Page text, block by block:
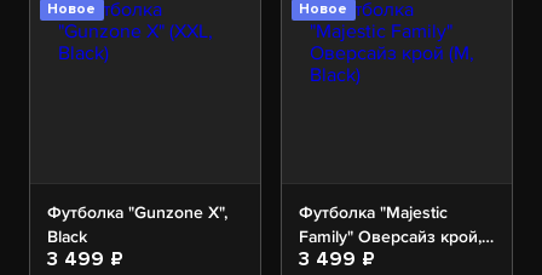
Новое
Футболка "Gunzone X",
Black
3 499 ₽
Новое
Футболка "Majestic
Family" Оверсайз крой,
Black
3 499 ₽